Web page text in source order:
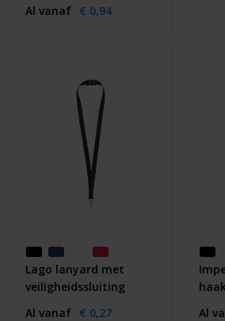
Al vanaf € 0,94
Lago lanyard met
veiligheidssluiting
Al vanaf € 0,27
haak
Al